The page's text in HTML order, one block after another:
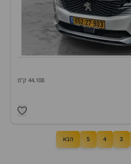
44,108 ק"מ
3
4
5 הבא